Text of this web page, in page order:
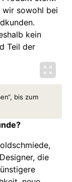
wir sowohl bei
kein
Teil der
bis zum
die